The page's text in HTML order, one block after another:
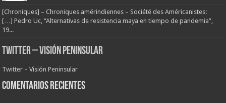
[Chroniques] – Chroniques amérindiennes – Société des Américanistes:
[…] Pedro Uc, “Alternativas de resistencia maya en tiempo de pandemia”,
19...
Twitter – Visión Peninsular
Twitter – Visión Peninsular
Comentarios Recientes